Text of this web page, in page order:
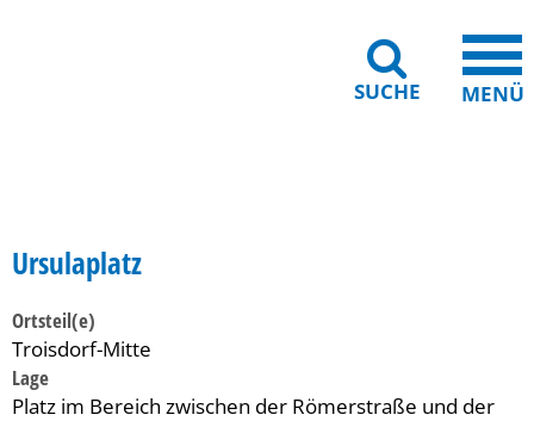
SUCHE MENÜ
Ursulaplatz
Ortsteil(e)
Troisdorf-Mitte
Lage
Platz im Bereich zwischen der Römerstraße und der